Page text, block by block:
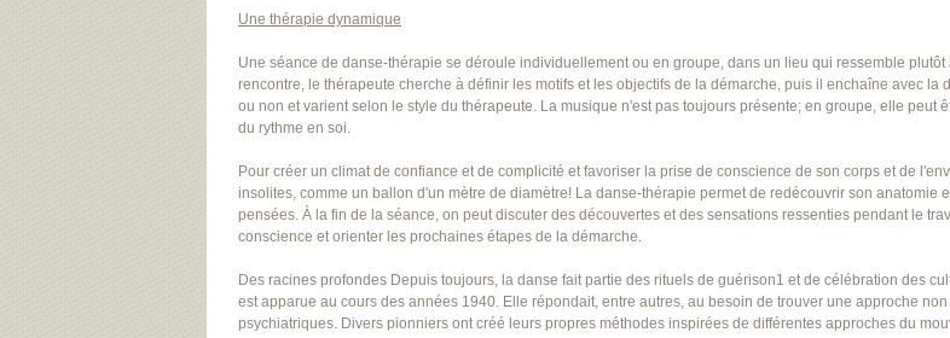
Une thérapie dynamique
Une séance de danse-thérapie se déroule individuellement ou en groupe, dans un lieu qui ressemble
rencontre, le thérapeute cherche à définir les motifs et les objectifs de la démarche, puis il enchaîne avec
ou non et varient selon le style du thérapeute. La musique n'est pas toujours présente; en groupe, elle peut
du rythme en soi.
Pour créer un climat de confiance et de complicité et favoriser la prise de conscience de son corps et de
insolites, comme un ballon d'un mètre de diamètre! La danse-thérapie permet de redécouvrir son anatomie
pensées. À la fin de la séance, on peut discuter des découvertes et des sensations ressenties pendant le
conscience et orienter les prochaines étapes de la démarche.
Des racines profondes Depuis toujours, la danse fait partie des rituels de guérison1 et de célébration des
est apparue au cours des années 1940. Elle répondait, entre autres, au besoin de trouver une approche
psychiatriques. Divers pionniers ont créé leurs propres méthodes inspirées de différentes approches du